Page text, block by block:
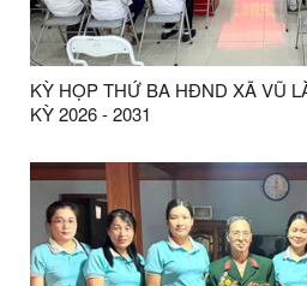
KỲ HỌP THỨ BA HĐND XÃ VŨ
KỲ 2026 - 2031